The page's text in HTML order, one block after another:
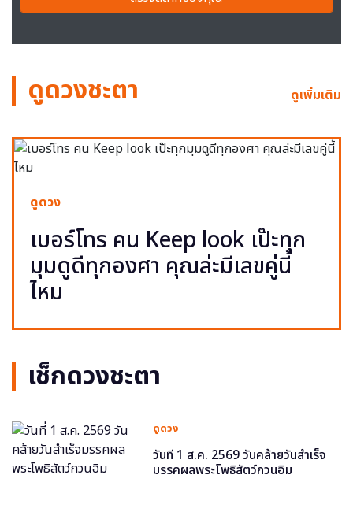
ดูดวงชะตา ดูเพิ่มเติม
ดูดวง
เบอร์โทร คน Keep look เป๊ะทุก
มุมดูดีทุกองศา คุณล่ะมีเลขคู่นี้
ไหม
เช็กดวงชะตา
ดูดวง
วันที่ 1 ส.ค. 2569 วันคล้ายวันสำเร็จ
มรรคผลพระโพธิสัตว์กวนอิม